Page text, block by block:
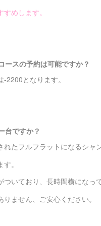
めします。
ースの予約は可能ですか？
2200となります。
台ですか？
れたフルフラットになるシャ
。
いており、 長時間横になっ
ません、 ご安心ください。